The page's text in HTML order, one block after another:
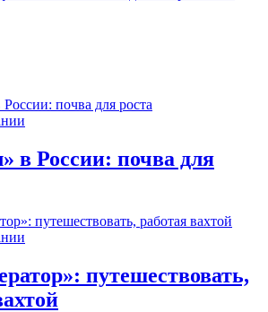
в России: почва для
путешествовать,